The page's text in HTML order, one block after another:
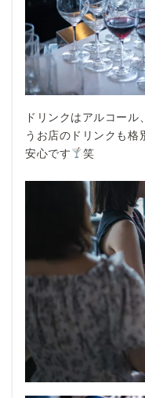
ドリンクはアルコー
うお店のドリンクも格
安心です
笑